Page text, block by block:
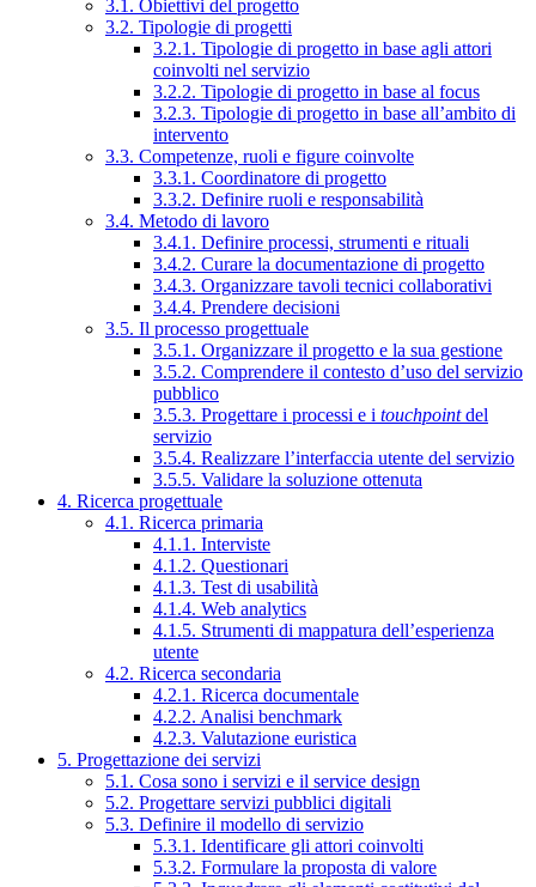
3.1. Obiettivi del progetto
3.2. Tipologie di progetti
3.2.1. Tipologie di progetto in base agli attori
coinvolti nel servizio
3.2.2. Tipologie di progetto in base al focus
3.2.3. Tipologie di progetto in base all’ambito di
intervento
3.3. Competenze, ruoli e figure coinvolte
3.3.1. Coordinatore di progetto
3.3.2. Definire ruoli e responsabilità
3.4. Metodo di lavoro
3.4.1. Definire processi, strumenti e rituali
3.4.2. Curare la documentazione di progetto
3.4.3. Organizzare tavoli tecnici collaborativi
3.4.4. Prendere decisioni
3.5. Il processo progettuale
3.5.1. Organizzare il progetto e la sua gestione
3.5.2. Comprendere il contesto d’uso del servizio
pubblico
3.5.3. Progettare i processi e i touchpointdel
servizio
3.5.4. Realizzare l’interfaccia utente del servizio
3.5.5. Validare la soluzione ottenuta
4. Ricerca progettuale
4.1. Ricerca primaria
4.1.1. Interviste
4.1.2. Questionari
4.1.3. Test di usabilità
4.1.4. Web analytics
4.1.5. Strumenti di mappatura dell’esperienza
utente
4.2. Ricerca secondaria
4.2.1. Ricerca documentale
4.2.2. Analisi benchmark
4.2.3. Valutazione euristica
5. Progettazione dei servizi
5.1. Cosa sono i servizi e il service design
5.2. Progettare servizi pubblici digitali
5.3. Definire il modello di servizio
5.3.1. Identificare gli attori coinvolti
5.3.2. Formulare la proposta di valore